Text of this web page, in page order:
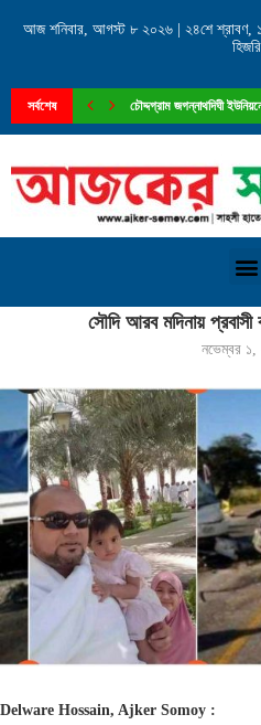
আজ শনিবার, আগস্ট ৮ ২০২৬ | ২৪শে শ্রাবণ,
হিজরি
সর্বশেষ চৌদ্দগ্রাম জগন্নাথদিঘী
সৌদি আরব মদিনায় প্রবাসী বাংলাদেশী দুই শিশু
সৌদি আরব মদিনায় প্রবাসী
নভেম্বর
Delware Hossain, Ajker Somoy :